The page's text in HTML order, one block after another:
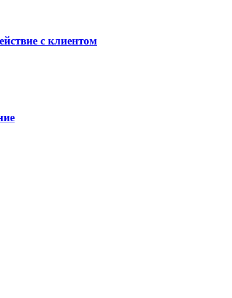
с клиентом